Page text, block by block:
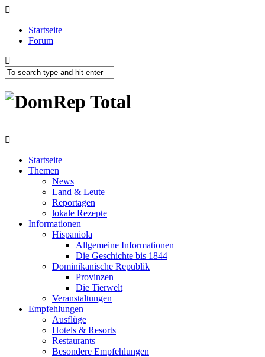
Startseite
Forum
Startseite
Themen
News
Land & Leute
Reportagen
lokale Rezepte
Informationen
Hispaniola
Allgemeine Informationen
Die Geschichte bis 1844
Dominikanische Republik
Provinzen
Die Tierwelt
Veranstaltungen
Empfehlungen
Ausflüge
Hotels & Resorts
Restaurants
Besondere Empfehlungen